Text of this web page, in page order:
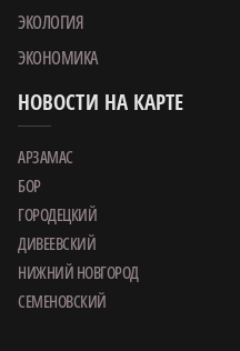
ЭКОЛОГИЯ
ЭКОНОМИКА
НОВОСТИ НА КАРТЕ
АРЗАМАС
БОР
ГОРОДЕЦКИЙ
ДИВЕЕВСКИЙ
НИЖНИЙ НОВГОРОД
СЕМЕНОВСКИЙ